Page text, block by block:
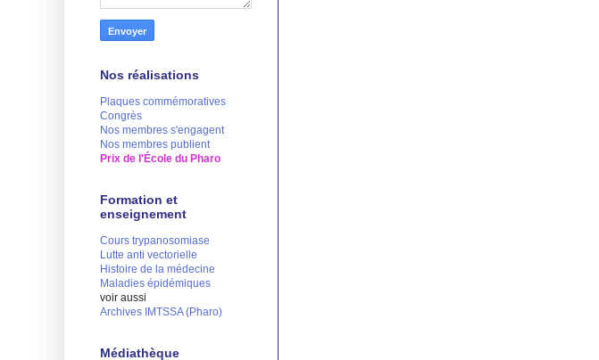
Nos réalisations
Plaques commémoratives
Congrès
Nos membres s'engagent
Nos membres publient
Prix de l'École du Pharo
Formation et
enseignement
Cours trypanosomiase
Lutte anti vectorielle
Histoire de la médecine
Maladies épidémiques
voir aussi
Archives IMTSSA (Pharo)
Médiathèque